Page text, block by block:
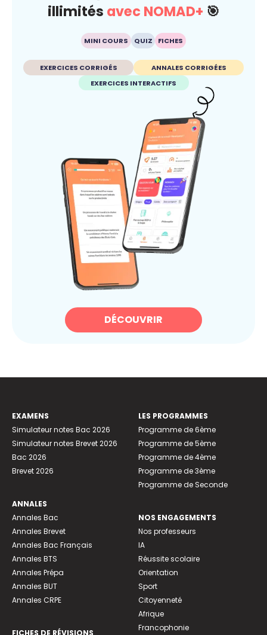
illimités avec NOMAD+ 🎯
MINI COURS QUIZ FICHES
EXERCICES CORRIGÉS
ANNALES CORRIGÉES
EXERCICES INTERACTIFS
DÉCOUVRIR
EXAMENS
Simulateur notes Bac 2026
Simulateur notes Brevet 2026
Bac 2026
Brevet 2026
ANNALES
Annales Bac
Annales Brevet
Annales Bac Français
Annales BTS
Annales Prépa
Annales BUT
Annales CRPE
FICHES DE RÉVISIONS
LES PROGRAMMES
Programme de 6ème
Programme de 5ème
Programme de 4ème
Programme de 3ème
Programme de Seconde
NOS ENGAGEMENTS
Nos professeurs
IA
Réussite scolaire
Orientation
Sport
Citoyenneté
Afrique
Francophonie